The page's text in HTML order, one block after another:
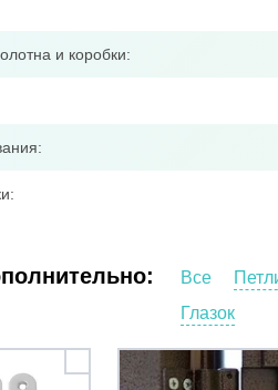
и коробки:
Все
Глазок